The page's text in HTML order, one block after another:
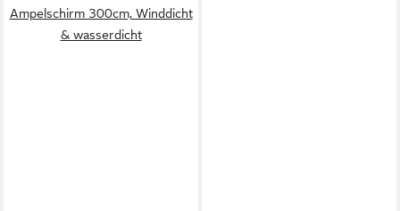
Ampelschirm 300cm, Winddicht
& wasserdicht